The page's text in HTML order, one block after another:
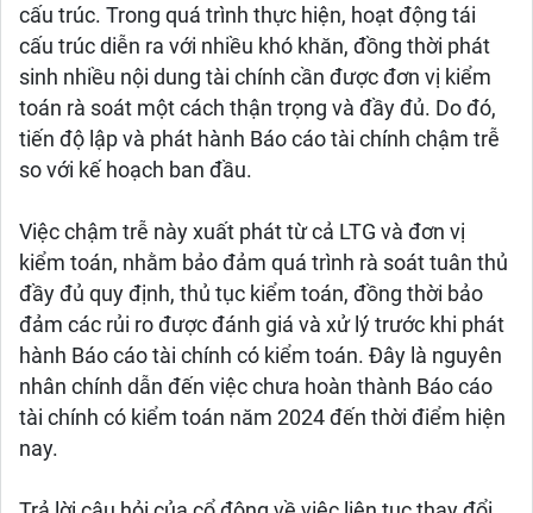
cấu trúc. Trong quá trình thực hiện, hoạt động tái
cấu trúc diễn ra với nhiều khó khăn, đồng thời phát
sinh nhiều nội dung tài chính cần được đơn vị kiểm
toán rà soát một cách thận trọng và đầy đủ. Do đó,
tiến độ lập và phát hành Báo cáo tài chính chậm trễ
so với kế hoạch ban đầu.
Việc chậm trễ này xuất phát từ cả LTG và đơn vị
kiểm toán, nhằm bảo đảm quá trình rà soát tuân thủ
đầy đủ quy định, thủ tục kiểm toán, đồng thời bảo
đảm các rủi ro được đánh giá và xử lý trước khi phát
hành Báo cáo tài chính có kiểm toán. Đây là nguyên
nhân chính dẫn đến việc chưa hoàn thành Báo cáo
tài chính có kiểm toán năm 2024 đến thời điểm hiện
nay.